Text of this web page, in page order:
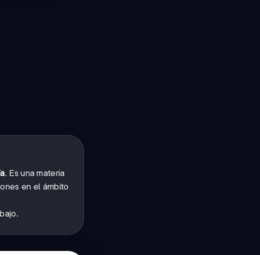
. Es una materia
en el ámbito